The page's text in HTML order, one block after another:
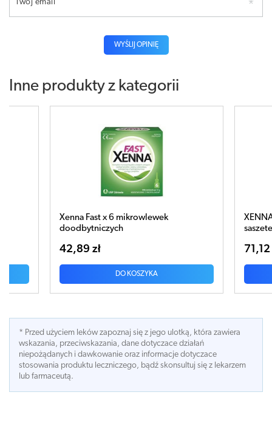
Twój email
WYŚLIJ OPINIĘ
Inne produkty z kategorii
Fast x 6 mikrowlewek
XENNA BALANCE proszek
* Przed użyciem leków zapoznaj się z jego ulotką, która zawiera
wskazania, przeciwskazania, dane dotyczace działań
niepożądanych i dawkowanie oraz informacje dotyczace
stosowania produktu leczniczego, bądź skonsultuj się z lekarzem
lub farmaceutą.